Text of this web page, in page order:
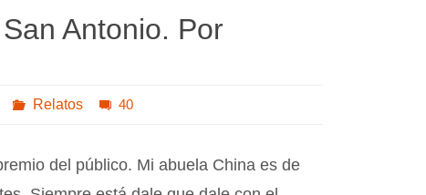
Antonio. Por
Relatos 40
del público. Mi abuela China es de